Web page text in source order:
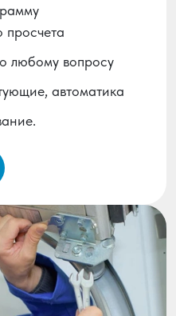
просчета
любому вопросу
автоматика